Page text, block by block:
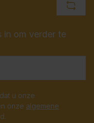
in om verder te
u onze
onze algemene